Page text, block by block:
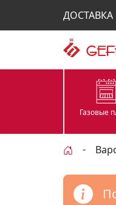
ДОСТАВКА
Газовые